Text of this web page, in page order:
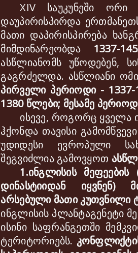
XIV
საუკუნეში
დაუპირისპირდა
მათი დაპირისპირება
მიმდინარეობდა 1337-
ასწლიანომს უწოდებენ,
გაგრძელდა. ასწლიანი
პირველი პერიოდი -
1380 წლები; მესამე
ისევე, როგორც ყველა
ჰქონდა თავისი
უდიდესი ევროპული
შეგვიძლია გამოვყოთ
1.ინგლისის
დინასტიიდან იყვნენ)
არსებული მათი კუთვნილი
ინგლისის პლანტაგენეტი
ისინი საფრანგეთში
ტერიტორიებს.